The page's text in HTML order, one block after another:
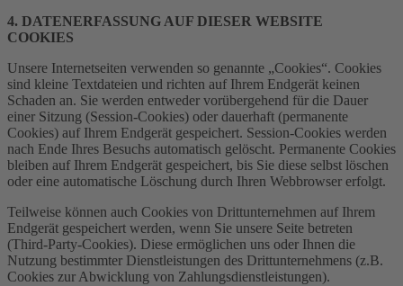
4. DATENERFASSUNG AUF DIESER WEBSITE
COOKIES
Unsere Internetseiten verwenden so genannte „Cookies“. Cookies
sind kleine Textdateien und richten auf Ihrem Endgerät keinen
Schaden an. Sie werden entweder vorübergehend für die Dauer
einer Sitzung (Session-Cookies) oder dauerhaft (permanente
Cookies) auf Ihrem Endgerät gespeichert. Session-Cookies werden
nach Ende Ihres Besuchs automatisch gelöscht. Permanente Cookies
bleiben auf Ihrem Endgerät gespeichert, bis Sie diese selbst löschen
oder eine automatische Löschung durch Ihren Webbrowser erfolgt.
Teilweise können auch Cookies von Drittunternehmen auf Ihrem
Endgerät gespeichert werden, wenn Sie unsere Seite betreten
(Third-Party-Cookies). Diese ermöglichen uns oder Ihnen die
Nutzung bestimmter Dienstleistungen des Drittunternehmens (z.B.
Cookies zur Abwicklung von Zahlungsdienstleistungen).